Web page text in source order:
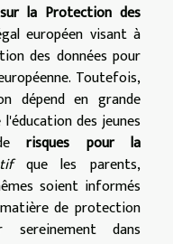
la Protection des
européen visant à
des données pour
Toutefois,
dépend en grande
des jeunes
risques pour la
que les parents,
soient informés
de protection
sereinement dans